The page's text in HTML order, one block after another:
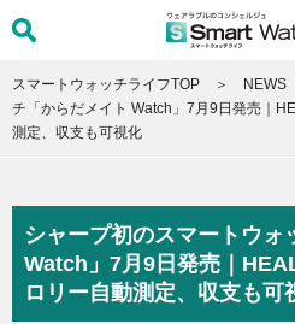
スマートウォッチライフTOP NEWS
チ「からだメイト Watch」7月9日発売｜
測定、収支も可視化
シャープ初のスマートウォ
Watch」7月9日発売｜
ロリー自動測定、収支も可